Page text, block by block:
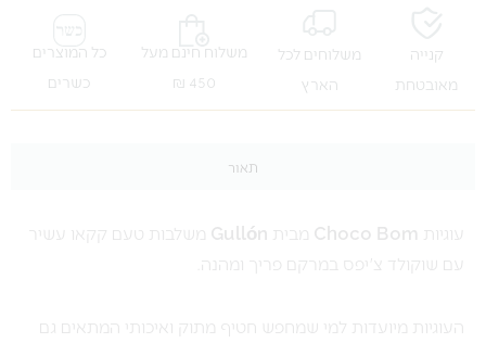
קנייה
מאובטחת
משלוחים לכל
הארץ
משלוח חינם מעל
450 ₪
כל המוצרים
כשרים
תאור
עוגיות Choco Bom מבית Gullón משלבות טעם קקאו עשיר
עם שוקולד צ'יפס במרקם פריך ומהנה.
העוגיות מיועדות למי שמחפש חטיף מתוק ואיכותי המתאים גם